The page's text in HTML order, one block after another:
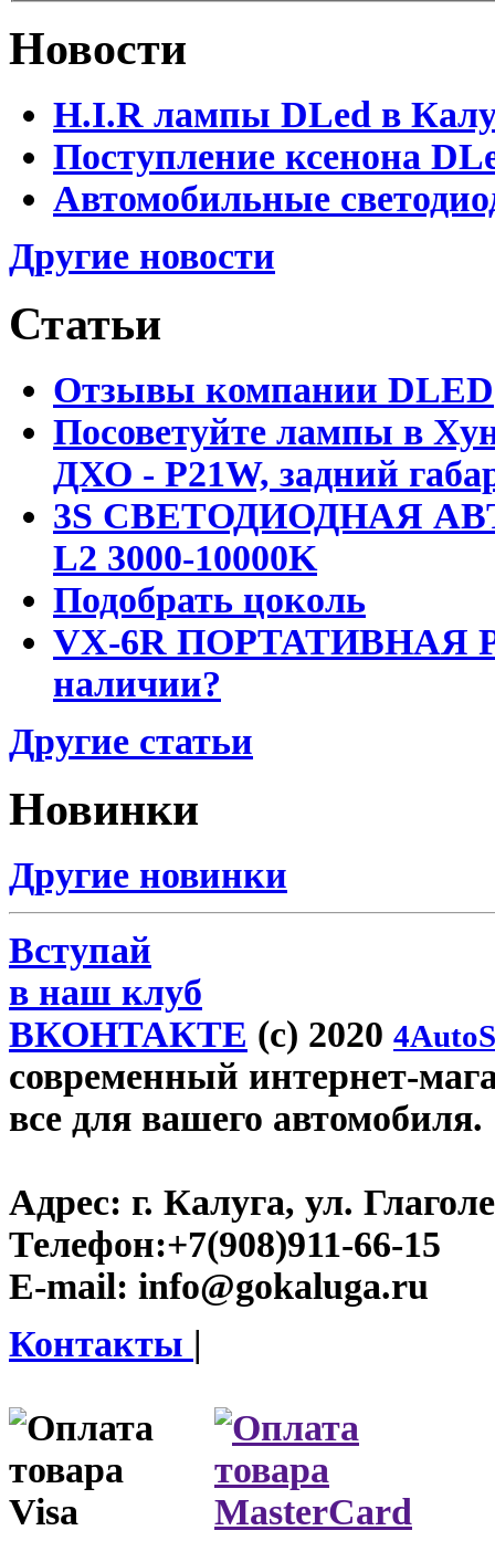
Новости
H.I.R лампы DLed в
Поступление ксенона
Автомобильные
Другие новости
Статьи
Отзывы компании DLED
Посоветуйте лампы в
ДХО - P21W, задний
3S СВЕТОДИОДНАЯ
L2 3000-10000K
Подобрать цоколь
VX-6R ПОРТАТИВНАЯ
наличии?
Другие статьи
Новинки
Другие новинки
Вступай
в наш клуб
ВКОНТАКТЕ (c) 2020
современный интернет-
все для вашего автомобиля.
Адрес: г. Калуга, ул.
Телефон:+7(908)911-66-15
E-mail: info@gokaluga.ru
Контакты |